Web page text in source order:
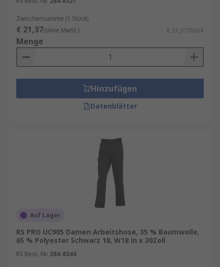
hinten und zwei seitlich unterrgebracht
sind.
Überzieh- und Latzhosen
mehrere Vorteile gegenüber normalen
Hosen. So wärmen und schützen sie den
Träger bis zum Brustbereich; darunter
getragene Hemden und T-Shirts sind vor
Flecken sicher. Überziehhosen können
zudem über einer normalen Hose getragen
verfügen über einen
speziellen Schlitz zum Einsetzen von
Knieschützern, die Trägern beim Knien
Schutz und Komfort bieten.
Knieschutzhosen sind beliebt bei
Klempnern, Elektrikern und
Bodenverlegern.
Die klassische Arbeitshoseist langlebig
und aus robusten Materialien gefertigt,
Zwischensumme (1 Stück)
€ 21,37(ohne MwSt.) € 21,37/Stück
Menge
Hinzufügen
Datenblätter
Auf Lager
RS PRO UC905 Damen Arbeitshose, 35 % Baumwolle,
65 % Polyester Schwarz 18, W18 in x 30Zoll
RS Best.-Nr. 284-8344